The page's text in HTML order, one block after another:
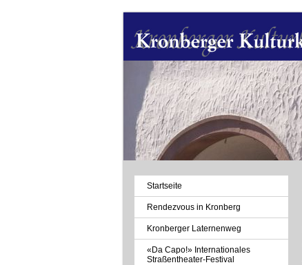
Navigation
überspringen
Startseite
Rendezvous in Kronberg
Kronberger Laternenweg
«Da Capo!» Internationales
Straßentheater-Festival